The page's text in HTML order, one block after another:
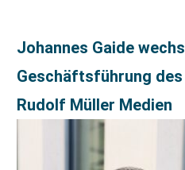
Johannes Gaide
Geschäftsführung des
Rudolf Müller Medien